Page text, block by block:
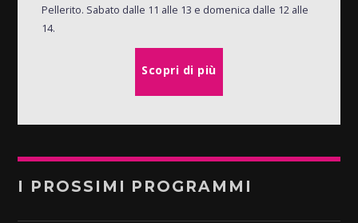
Pellerito. Sabato dalle 11 alle 13 e domenica dalle 12 alle
14.
Scopri di più
I PROSSIMI PROGRAMMI